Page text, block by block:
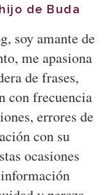
de Buda
soy amante de
me apasiona
de frases,
con frecuencia
errores de
con su
ocasiones